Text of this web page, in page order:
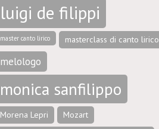
luigi de filippi
master canto lirico masterclass di canto lirico
melologo
monica sanfilippo
Morena Lepri
Mozart